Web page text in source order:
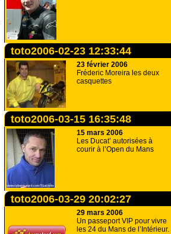
toto2006-02-23 12:33:44
23 février 2006
Fréderic Moreira les deux
casquettes
toto2006-03-15 16:35:48
15 mars 2006
Les Ducat’ autorisées à
courir à l’Open du Mans
toto2006-03-29 20:02:27
29 mars 2006
Un passeport VIP pour vivre
les 24 du Mans de l’Intérieur.